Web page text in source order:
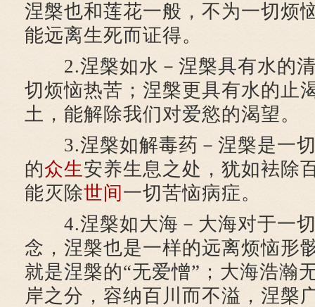
涅槃也和莲花一般，不为一切烦
能远离生死而证得。
2.涅槃如水－涅槃具有水的清
切烦恼热苦；涅槃更具有水的止
土，能解除我们对爱慾的渴望。
3.涅槃如解毒药－涅槃是一切
的众生安养生息之处，犹如袪除
能灭除世间 一切苦恼病症。
4.涅槃如大海－大海对于一切
念，涅槃也是一样的远离烦恼形
就是涅槃的“无爱憎”；大海浩瀚
岸之分，容纳百川而不溢，涅槃